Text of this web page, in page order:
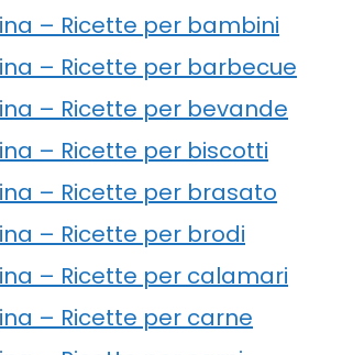
– Ricette per bambini
– Ricette per barbecue
– Ricette per bevande
– Ricette per biscotti
– Ricette per brasato
– Ricette per brodi
– Ricette per calamari
– Ricette per carne